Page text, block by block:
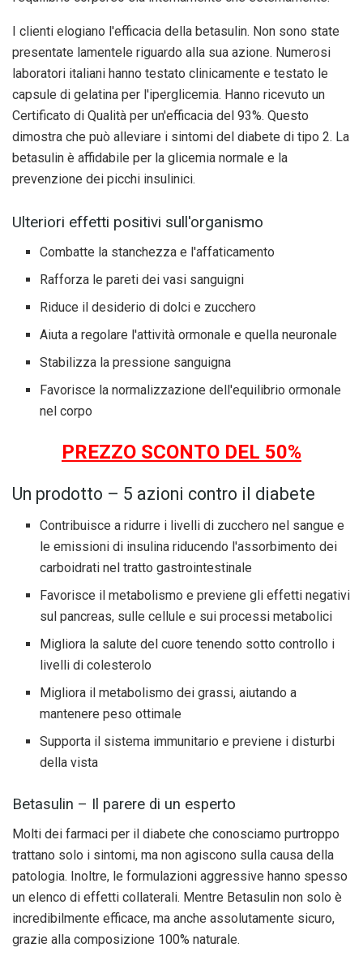
I clienti elogiano l'efficacia della betasulin. Non sono state
presentate lamentele riguardo alla sua azione. Numerosi
laboratori italiani hanno testato clinicamente e testato le
capsule di gelatina per l'iperglicemia. Hanno ricevuto un
Certificato di Qualità per un'efficacia del 93%. Questo
dimostra che può alleviare i sintomi del diabete di tipo 2. La
betasulin è affidabile per la glicemia normale e la
prevenzione dei picchi insulinici.
Ulteriori effetti positivi sull'organismo
Combatte la stanchezza e l'affaticamento
Rafforza le pareti dei vasi sanguigni
Riduce il desiderio di dolci e zucchero
Aiuta a regolare l'attività ormonale e quella neuronale
Stabilizza la pressione sanguigna
Favorisce la normalizzazione dell'equilibrio ormonale
nel corpo
PREZZO SCONTO DEL 50%
Un prodotto – 5 azioni contro il diabete
Contribuisce a ridurre i livelli di zucchero nel sangue e
le emissioni di insulina riducendo l'assorbimento dei
carboidrati nel tratto gastrointestinale
Favorisce il metabolismo e previene gli effetti negativi
sul pancreas, sulle cellule e sui processi metabolici
Migliora la salute del cuore tenendo sotto controllo i
livelli di colesterolo
Migliora il metabolismo dei grassi, aiutando a
mantenere peso ottimale
Supporta il sistema immunitario e previene i disturbi
della vista
Betasulin – Il parere di un esperto
Molti dei farmaci per il diabete che conosciamo purtroppo
trattano solo i sintomi, ma non agiscono sulla causa della
patologia. Inoltre, le formulazioni aggressive hanno spesso
un elenco di effetti collaterali. Mentre Betasulin non solo è
incredibilmente efficace, ma anche assolutamente sicuro,
grazie alla composizione 100% naturale.